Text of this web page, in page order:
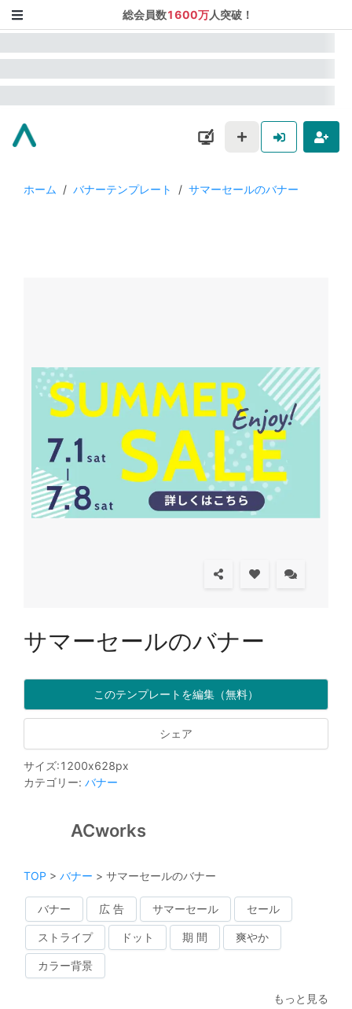
総会員数1600万人突破！
ホーム / バナーテンプレート / サマーセールのバナー
サマーセールのバナー
このテンプレートを編集（無料）
シェア
サイズ:1200x628px
カテゴリー: バナー
ACworks
TOP > バナー > サマーセールのバナー
バナー 広 告 サマーセール セール
ストライプ ドット 期 間 爽やか
カラー背景
もっと見る